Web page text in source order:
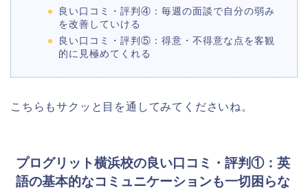
良い口コミ・評判④：毎週の面談で自分の弱み
を改善していける
良い口コミ・評判⑤：得意・不得意な点を客観
的に見極めてくれる
こちらもサクッと目を通してみてくださいね。
プログリット横浜校の良い口コミ・評判①：英
語の基本的なコミュニケーションも一切困らな